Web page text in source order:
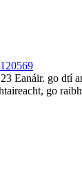
Eanáir. go dtí
go